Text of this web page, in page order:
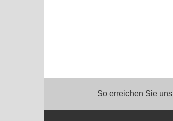
So erreichen Sie uns